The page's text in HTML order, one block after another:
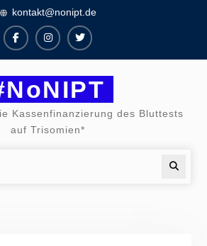
kontakt@nonipt.de
FacebookInstagram
Twitter
Kassenfinanzierung des Bluttests
auf Trisomien*